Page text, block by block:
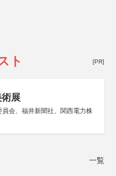
ト [PR]
展
会、福井新聞社、関西電力株
一覧